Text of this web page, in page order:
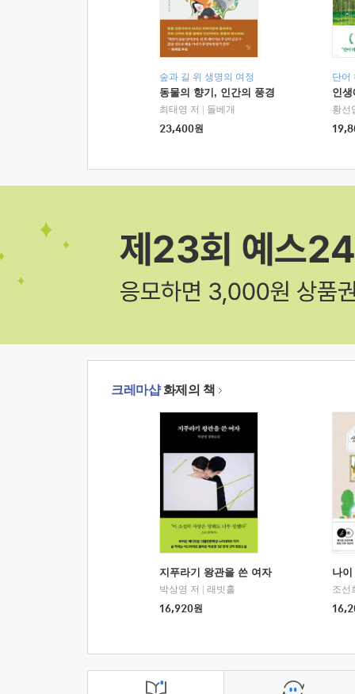
숲과 길 위 생명의 여정
동물의 향기, 인간의 풍경
최태영 저
돌베개
23,400원
단어
인
황선
크레마샵화제의 책
지푸라기 왕관을 쓴 여자
박상영 저
래빗홀
16,920원
나
조선